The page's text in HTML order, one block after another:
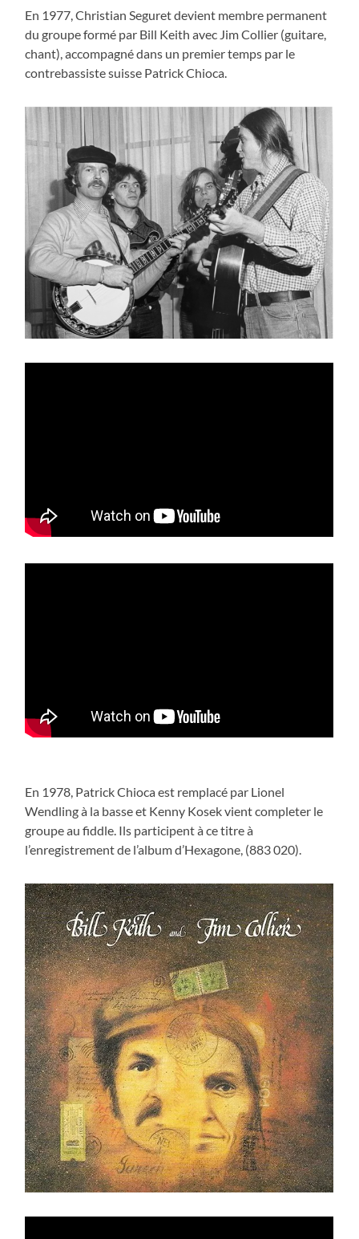
En 1977, Christian Seguret devient membre permanent
du groupe formé par Bill Keith avec Jim Collier (guitare,
chant), accompagné dans un premier temps par le
contrebassiste suisse Patrick Chioca.
En 1978, Patrick Chioca est remplacé par Lionel
Wendling à la basse et Kenny Kosek vient completer le
groupe au fiddle. Ils participent à ce titre à
l’enregistrement de l’album d’Hexagone, (883 020).